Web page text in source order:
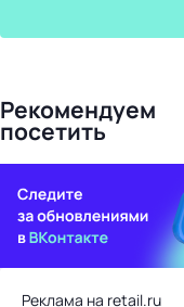
Рекомендуем
посетить
Реклама на retail.ru